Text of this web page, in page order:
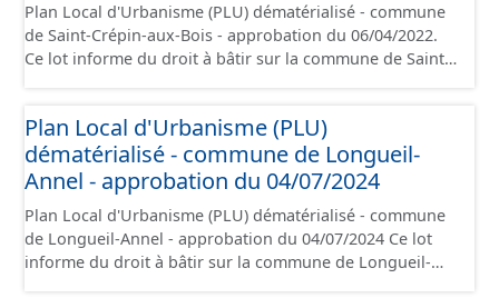
Plan Local d'Urbanisme (PLU) dématérialisé - commune
de Saint-Crépin-aux-Bois - approbation du 06/04/2022.
Ce lot informe du droit à bâtir sur la commune de Saint-
contient les pièces administratives, le rapport de
présentation, le PADD, le règlement (à l'exception des
plans de zonages), les annexes, les orientations
d'aménagement et les données géographiques. Malgré
l'attention portée à la création de ces données, il est
rappelé que seuls les documents papier font foi et sont
opposables d'un point de vue juridique.
Plan Local d'Urbanisme (PLU)
dématérialisé - commune de Longueil-
Annel - approbation du 04/07/2024
Plan Local d'Urbanisme (PLU) dématérialisé - commune
de Longueil-Annel - approbation du 04/07/2024 Ce lot
informe du droit à bâtir sur la commune de Longueil-